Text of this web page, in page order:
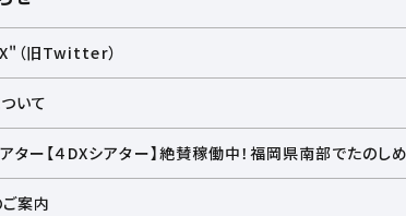
（旧Twitter）
いて
せ。
ター【４DXシアター】絶賛稼働中！福岡県南部でたのし
案内